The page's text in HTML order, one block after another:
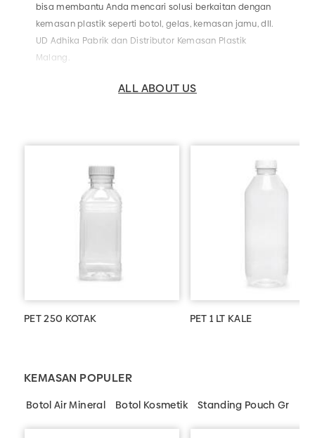
bisa membantu Anda mencari solusi berkaitan dengan
kemasan plastik seperti botol, gelas, kemasan jamu, dll.
UD Adhika Pabrik dan Distributor Kemasan Plastik
Malang.
ALL ABOUT US
PET 250 KOTAK PET 1 LT KALE
KEMASAN POPULER
Botol Air Mineral Botol Kosmetik Standing Pouch Grosir